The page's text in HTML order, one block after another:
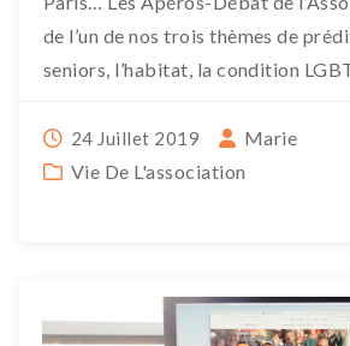
de l’un de nos trois thèmes de
seniors, l’habitat, la condition
24 Juillet 2019
Marie
Vie De L'association